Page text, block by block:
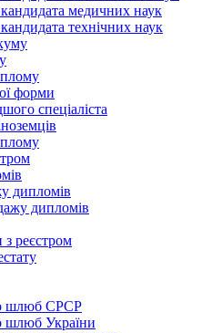
медичних наук
технічних наук
форми
спеціаліста
дипломів
дипломів
з реєстром
шлюб СРСР
шлюб України